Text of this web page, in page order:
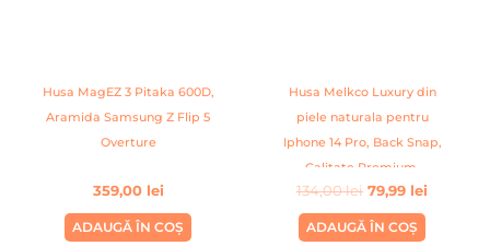
Husa MagEZ 3 Pitaka 600D,
Aramida Samsung Z Flip 5
Overture
359,00 lei
ADAUGĂ ÎN COȘ
Husa Melkco Luxury din
piele naturala pentru
Iphone 14 Pro, Back Snap,
Calitate Premium,
Handmade, Albastru
deschis
134,00lei 79,99 lei
ADAUGĂ ÎN COȘ